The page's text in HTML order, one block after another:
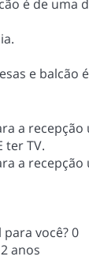
é de uma
e balcão
a recepção
ter TV.
a recepção
para você?0
2 anos